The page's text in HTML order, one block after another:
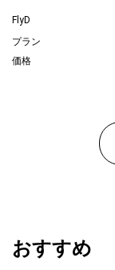
FlyD
プラン
価格
おすすめ